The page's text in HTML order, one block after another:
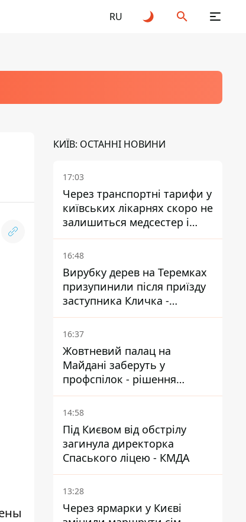
RU
КИЇВ: ОСТАННІ НОВИНИ
17:03
Через транспортні тарифи у
київських лікарнях скоро не
залишиться медсестер і
санітарок - професор
Голубовська
16:48
Вирубку дерев на Теремках
призупинили після приїзду
заступника Кличка -
почався діалог
16:37
Жовтневий палац на
Майдані заберуть у
профспілок - рішення
Господарського суду
14:58
Під Києвом від обстрілу
загинула директорка
Спаського ліцею - КМДА
13:28
Через ярмарки у Києві